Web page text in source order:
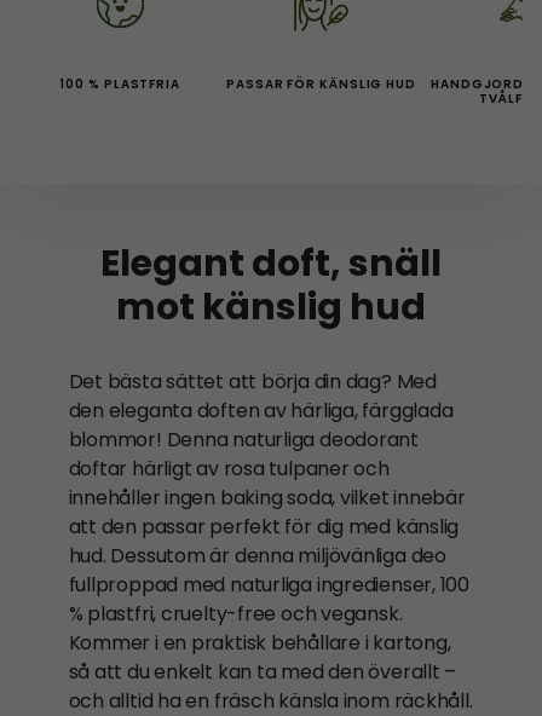
100 % PLASTFRIA PASSAR FÖR KÄNSLIG HUD
HANDGJORDA I
Elegant doft, snäll
mot känslig hud
Det bästa sättet att börja din dag? Med
den eleganta doften av härliga, färgglada
blommor! Denna naturliga deodorant
doftar härligt av rosa tulpaner och
innehåller ingen baking soda, vilket innebär
att den passar perfekt för dig med känslig
hud. Dessutom är denna miljövänliga deo
fullproppad med naturliga ingredienser, 100
% plastfri, cruelty-free och vegansk.
Kommer i en praktisk behållare i kartong,
så att du enkelt kan ta med den överallt –
och alltid ha en fräsch känsla inom räckhåll.